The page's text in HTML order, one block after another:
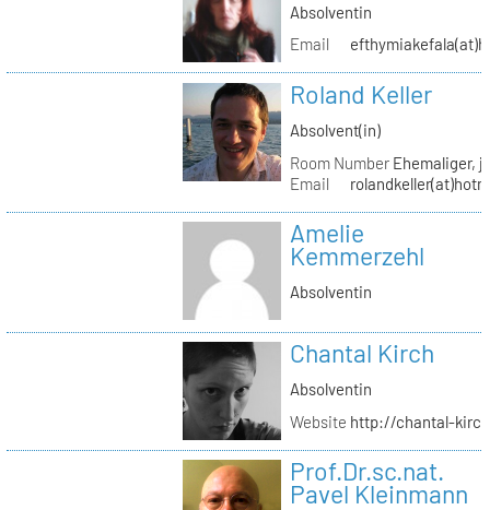
Absolventin
Email
Roland Keller
Absolvent(in)
Room NumberEhemaliger,
Email
Amelie
Kemmerzehl
Absolventin
Chantal Kirch
Absolventin
Website http://chantal-
Prof.Dr.sc.nat.
Pavel Kleinmann